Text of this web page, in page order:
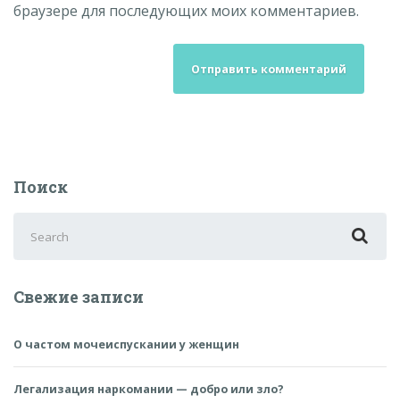
браузере для последующих моих комментариев.
Поиск
for:
Свежие записи
О частом мочеиспускании у женщин
Легализация наркомании — добро или зло?